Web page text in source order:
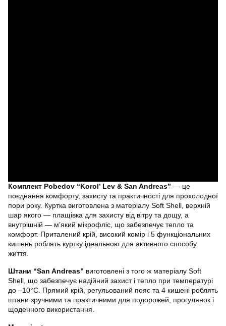
Комплект Pobedov “Korol’ Lev & San Andreas” — це
поєднання комфорту, захисту та практичності для прохолодної
пори року. Куртка виготовлена з матеріалу Soft Shell, верхній
шар якого — плащівка для захисту від вітру та дощу, а
внутрішній — м’який мікрофліс, що забезпечує тепло та
комфорт. Приталений крій, високий комір і 5 функціональних
кишень роблять куртку ідеальною для активного способу
життя.
Штани “San Andreas” виготовлені з того ж матеріалу Soft
Shell, що забезпечує надійний захист і тепло при температурі
до –10°C. Прямий крій, регульований пояс та 4 кишені роблять
штани зручними та практичними для подорожей, прогулянок і
щоденного використання.